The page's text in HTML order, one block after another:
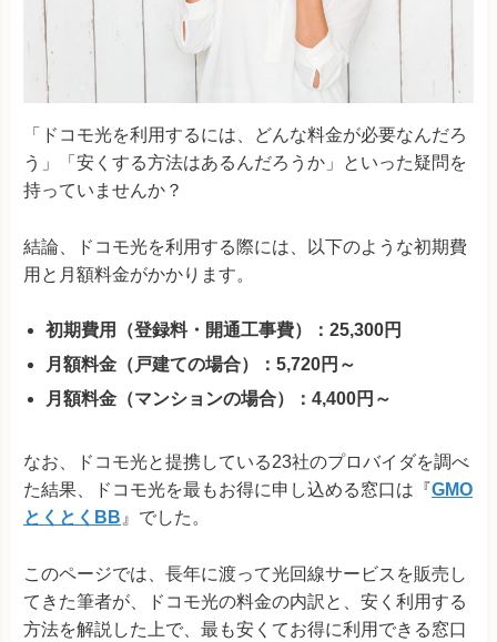
「ドコモ光を利用するには、どんな料金が必要なんだろ
う」「安くする方法はあるんだろうか」といった疑問を
持っていませんか？
結論、ドコモ光を利用する際には、以下のような初期費
用と月額料金がかかります。
初期費用（登録料・開通工事費）：25,300円
月額料金（戸建ての場合）： 5,720円～
月額料金（マンションの場合）：4,400円～
なお、ドコモ光と提携している23社のプロバイダを調べ
た結果、ドコモ光を最もお得に申し込める窓口は『GMO
とくとくBB』でした。
このページでは、長年に渡って光回線サービスを販売し
てきた筆者が、ドコモ光の料金の内訳と、安く利用する
方法を解説した上で、最も安くてお得に利用できる窓口